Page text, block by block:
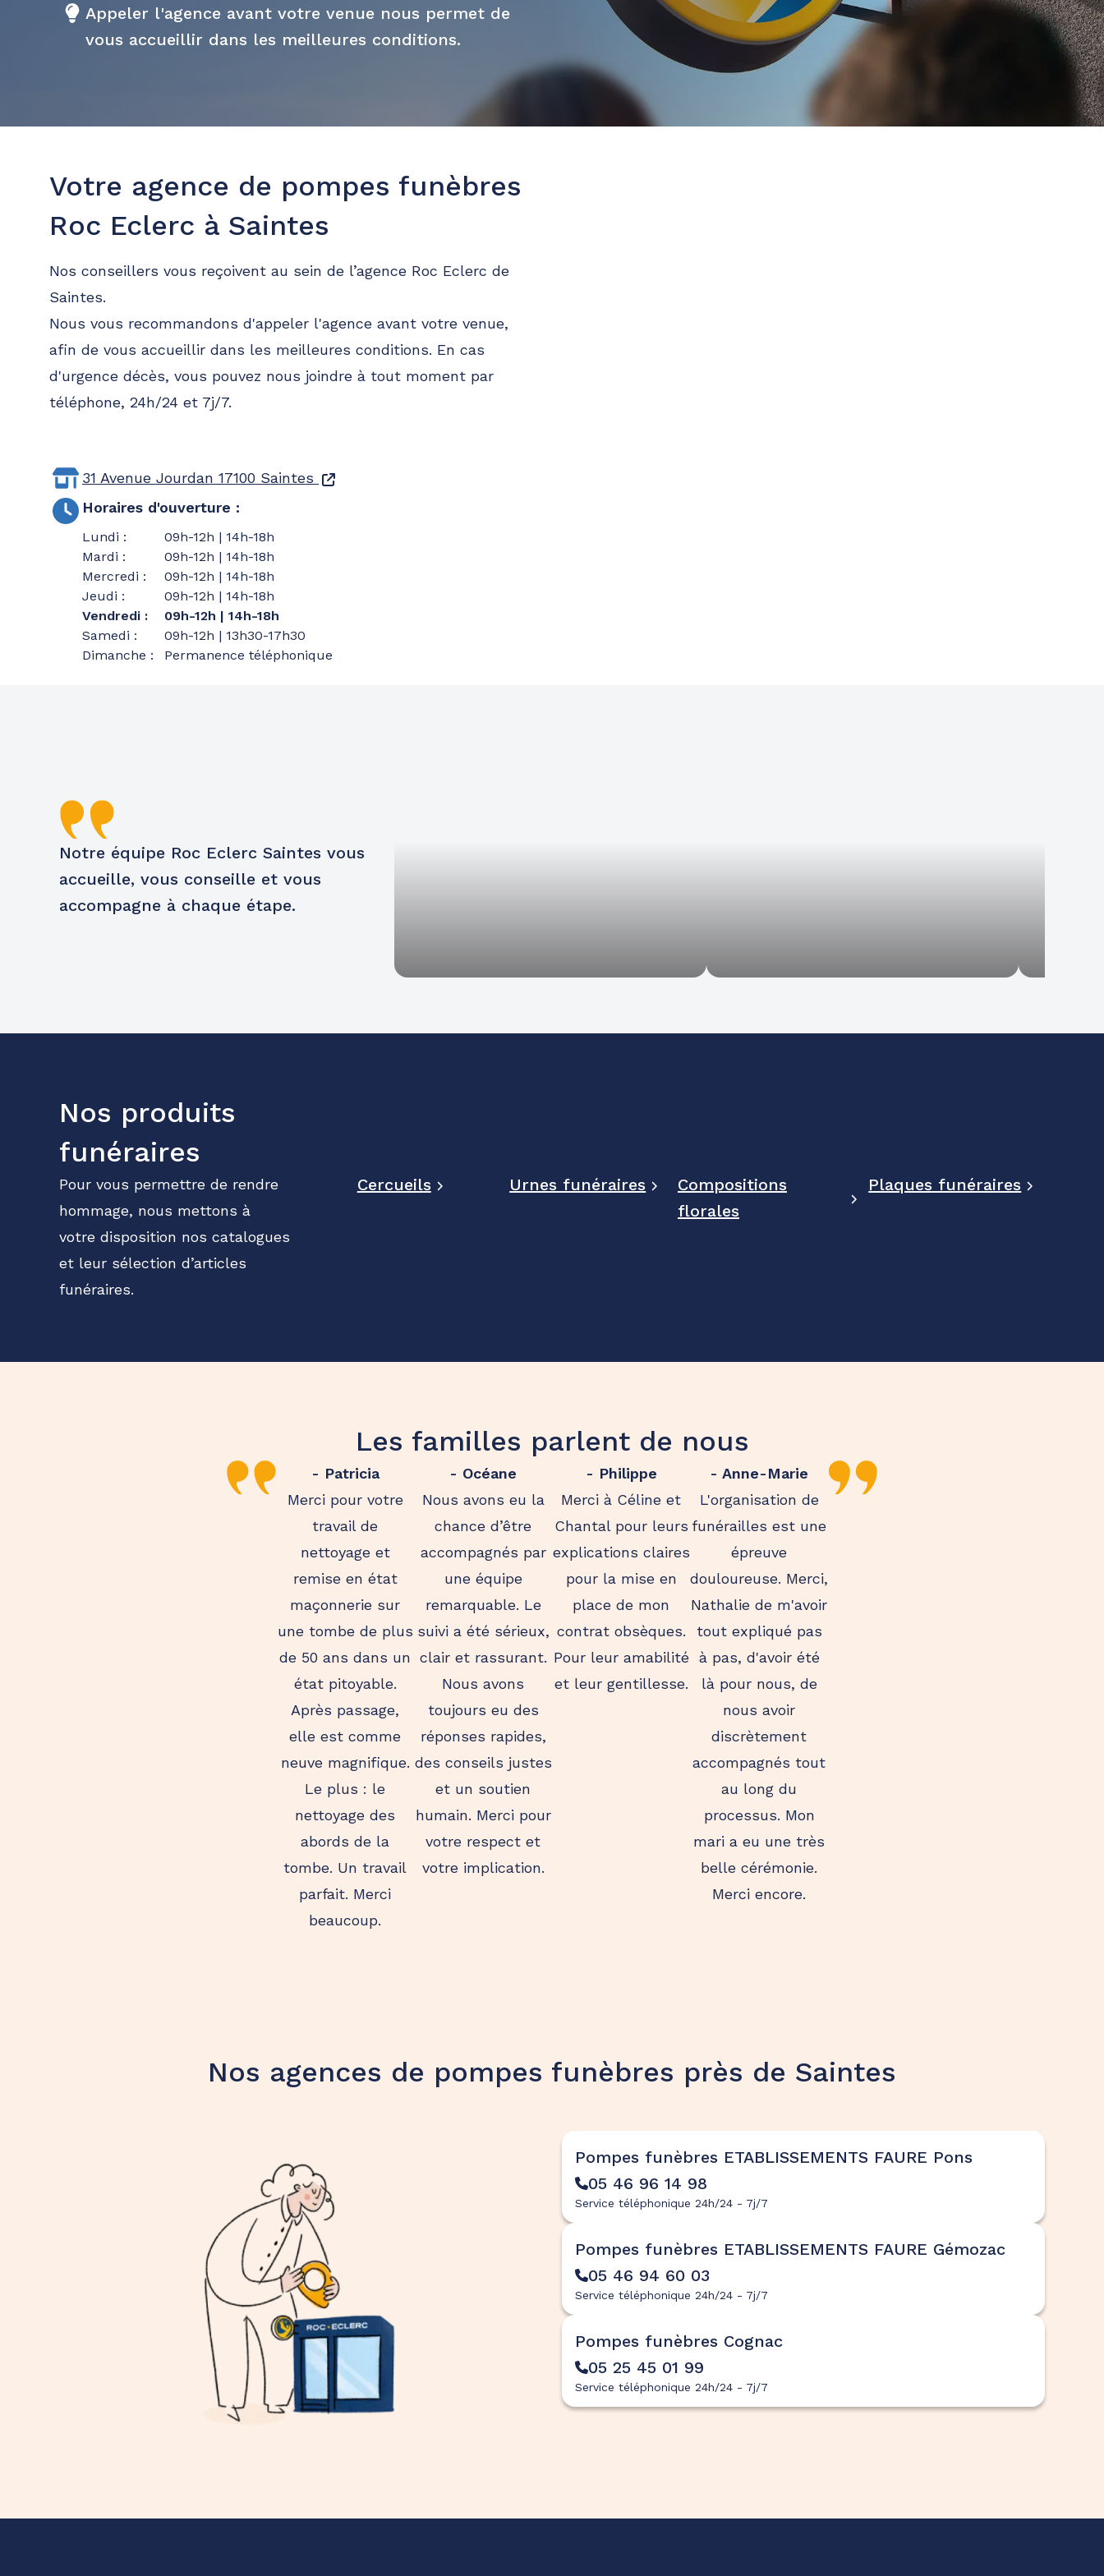
Appeler l'agence avant votre venue nous permet de
vous accueillir dans les meilleures conditions.
Votre agence de pompes funèbres
Roc Eclerc à Saintes
Nos conseillers vous reçoivent au sein de l’agence Roc Eclerc de
Saintes.
Nous vous recommandons d'appeler l'agence avant votre venue,
afin de vous accueillir dans les meilleures conditions. En cas
d'urgence décès, vous pouvez nous joindre à tout moment par
téléphone, 24h/24 et 7j/7.
31 Avenue Jourdan 17100 Saintes
Horaires d'ouverture :
Lundi :
09h-12h | 14h-18h
Mardi :
09h-12h | 14h-18h
Mercredi :
09h-12h | 14h-18h
Jeudi :
09h-12h | 14h-18h
Vendredi :
09h-12h | 14h-18h
Samedi :
09h-12h | 13h30-17h30
Dimanche : Permanence téléphonique
Notre équipe Roc Eclerc Saintes vous
accueille, vous conseille et vous
accompagne à chaque étape.
Nos produits
funéraires
Pour vous permettre de rendre
hommage, nous mettons à
votre disposition nos catalogues
et leur sélection d’articles
funéraires.
Cercueils Urnes funéraires
Compositions
florales
Plaques funéraires
Les familles parlent de nous
- Patricia
Merci pour votre
travail de
nettoyage et
remise en état
maçonnerie sur
une tombe de plus
de 50 ans dans un
état pitoyable.
Après passage,
elle est comme
neuve magnifique.
Le plus : le
nettoyage des
abords de la
tombe. Un travail
parfait. Merci
beaucoup.
- Océane
Nous avons eu la
chance d’être
accompagnés par
une équipe
remarquable. Le
suivi a été sérieux,
clair et rassurant.
Nous avons
toujours eu des
réponses rapides,
des conseils justes
et un soutien
humain. Merci pour
votre respect et
votre implication.
- Philippe
Merci à Céline et
Chantal pour leurs
explications claires
pour la mise en
place de mon
contrat obsèques.
Pour leur amabilité
et leur gentillesse.
- Anne-Marie
L'organisation de
funérailles est une
épreuve
douloureuse. Merci,
Nathalie de m'avoir
tout expliqué pas
à pas, d'avoir été
là pour nous, de
nous avoir
discrètement
accompagnés tout
au long du
processus. Mon
mari a eu une très
belle cérémonie.
Merci encore.
Nos agences de pompes funèbres près de Saintes
Pompes funèbres ETABLISSEMENTS FAURE Pons
05 46 96 14 98
Service téléphonique 24h/24 - 7j/7
Pompes funèbres ETABLISSEMENTS FAURE Gémozac
05 46 94 60 03
Service téléphonique 24h/24 - 7j/7
Pompes funèbres Cognac
05 25 45 01 99
Service téléphonique 24h/24 - 7j/7